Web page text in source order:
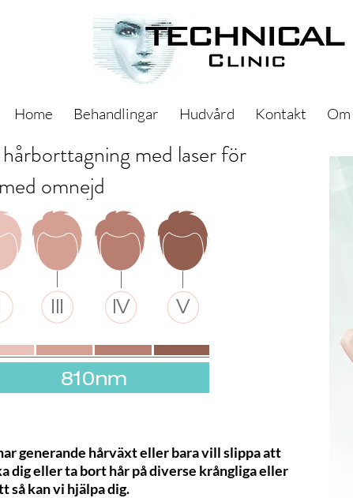
med laser för
omnejd
generande hårväxt eller bara vill slippa att
dig eller ta bort hår på diverse krångliga eller
så kan vi hjälpa dig.
Home Behandlingar Hudvård Kontakt